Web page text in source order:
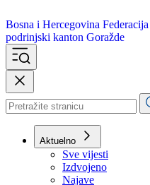
Bosna i Hercegovina
podrinjski kanton Goražde
Aktuelno